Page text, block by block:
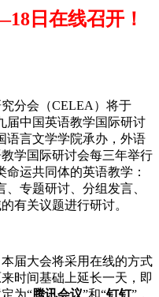
日在线召开！
分会（CELEA）将于
届中国英语教学国际研讨
语言文学学院承办，外语
学国际研讨会每三年举行
运共同体的英语教学：
专题研讨、分组发言、
有关议题进行研讨。
届大会将采用在线的方式
时间基础上延长一天，即
为“腾讯会议”和“钉钉”，